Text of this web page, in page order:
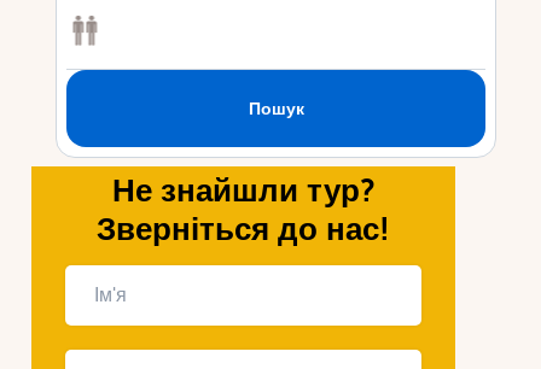
Не знайшли тур?
Зверніться до нас!